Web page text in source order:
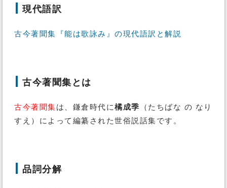
現代語訳
古今著聞集『能は歌詠み』の現代語訳と解説
古今著聞集とは
古今著聞集は、鎌倉時代に橘成季 （たちばな の なり
すえ）によって編纂された世俗説話集です。
品詞分解